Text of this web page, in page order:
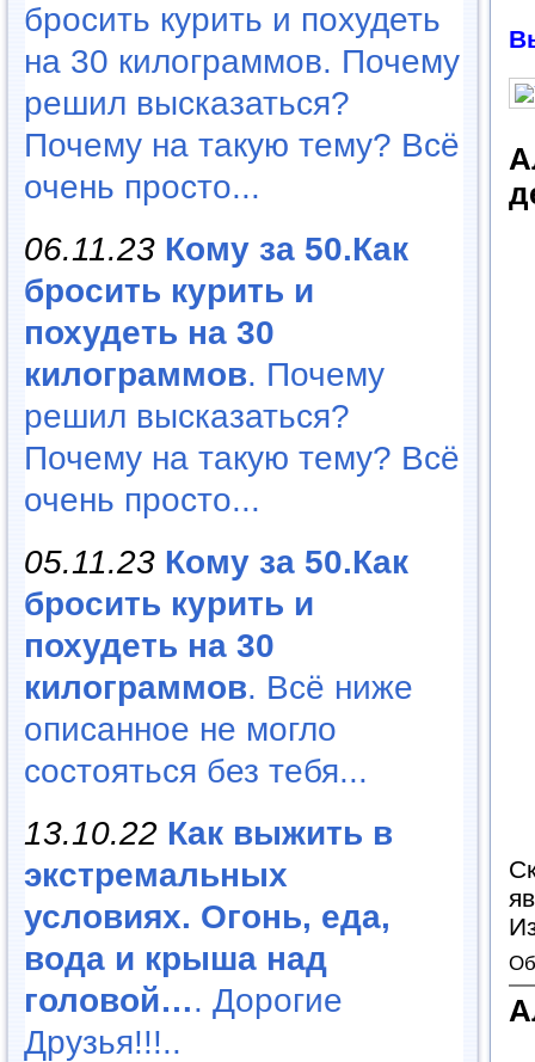
бросить курить и похудеть
на 30 килограммов. Почему
решил высказаться?
Почему на такую тему? Всё
очень просто...
06.11.23 Кому за 50.Как
бросить курить и
похудеть на 30
килограммов. Почему
решил высказаться?
Почему на такую тему? Всё
очень просто...
05.11.23 Кому за 50.Как
бросить курить и
похудеть на 30
килограммов. Всё ниже
описанное не могло
состояться без тебя...
13.10.22 Как выжить в
экстремальных
условиях. Огонь, еда,
вода и крыша над
головой…. Дорогие
Друзья!!!..